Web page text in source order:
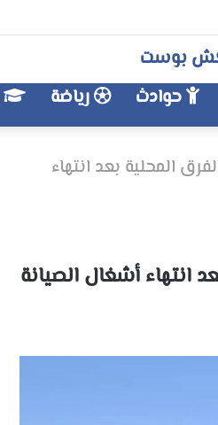
بوست
حوادث رياضة
المحلية بعد انتهاء
انتهاء أشغال الصيانة